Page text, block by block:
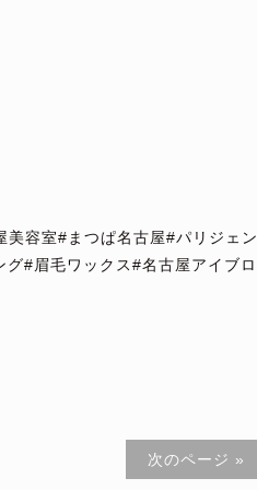
容室#まつぱ名古屋#パリジェン
#眉毛ワックス#名古屋アイブロ
次のページ »